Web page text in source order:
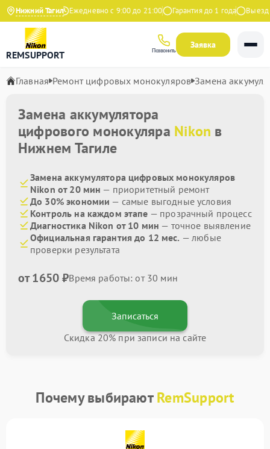
Нижний Тагил
4.9 на Яндекс Ежедневно с 9:00 до 21:00 Гарантия до 1 года Выезд
REMSUPPORT Позвонить
Заявка
Главная Ремонт цифровых монокуляров Замена
Замена аккумулятора
цифрового монокуляра Nikon в
Нижнем Тагиле
Замена аккумулятора цифровых монокуляров
Nikon от 20 мин — приоритетный ремонт
До 30% экономии — самые выгодные условия
Контроль на каждом этапе — прозрачный процесс
Диагностика Nikon от 10 мин — точное выявление
Официальная гарантия до 12 мес. — любые
проверки результата
от 1650 ₽Время работы: от 30 мин
Записаться
Скидка 20% при записи на сайте
Почему выбираютRemSupport